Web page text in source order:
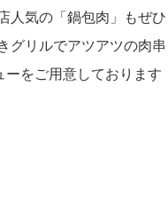
気の「鍋包肉」もぜ
グリルでアツアツの肉
をご用意しております